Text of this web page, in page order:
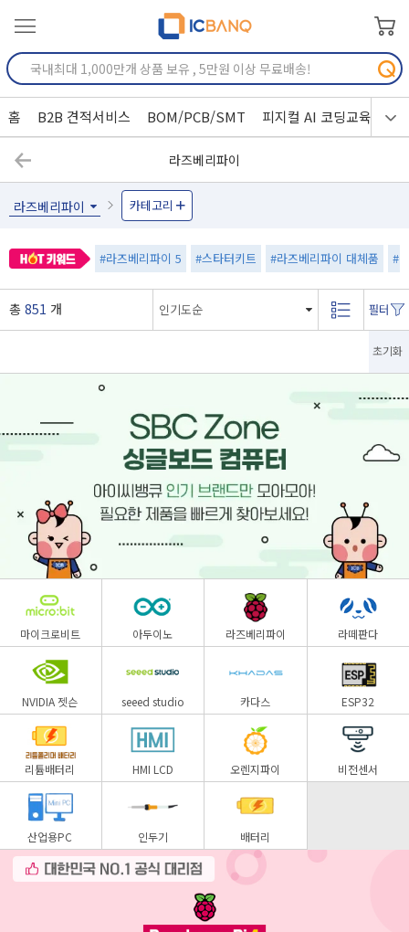
홈 B2B 견적서비스 BOM/PCB/SMT 피지컬 AI 코딩교육
라즈베리파이
라즈베리파이 카테고리
#라즈베리파이 5 #스타터키트 #라즈베리파이 대체품 #
총 851 개
초기화
마이크로비트 아두이노 라즈베리파이 라떼판다
NVIDIA 젯슨 seeed studio 카다스 ESP32
리튬배터리 HMI LCD 오렌지파이 비전센서
산업용PC 인두기 배터리